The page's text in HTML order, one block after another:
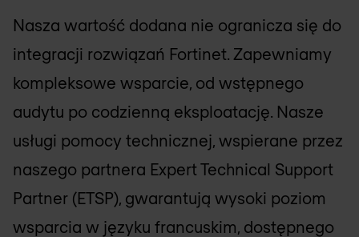
Nasza wartość dodana nie ogranicza się do
integracji rozwiązań Fortinet. Zapewniamy
kompleksowe wsparcie, od wstępnego
audytu po codzienną eksploatację. Nasze
usługi pomocy technicznej, wspierane przez
naszego partnera Expert Technical Support
Partner (ETSP), gwarantują wysoki poziom
wsparcia w języku francuskim, dostępnego